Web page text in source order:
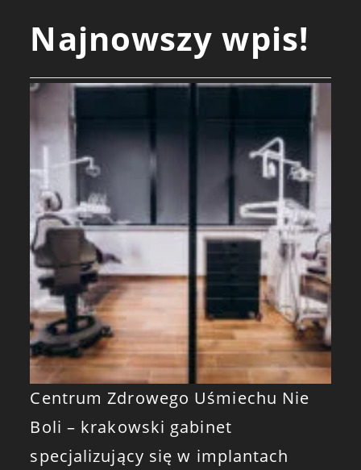
Najnowszy wpis!
Centrum Zdrowego Uśmiechu Nie
Boli – krakowski gabinet
specjalizujący się w implantach